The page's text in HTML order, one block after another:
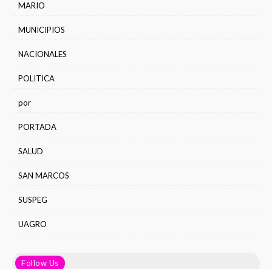
MARIO
MUNICIPIOS
NACIONALES
POLITICA
por
PORTADA
SALUD
SAN MARCOS
SUSPEG
UAGRO
Follow Us